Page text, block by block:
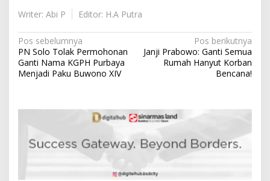
Writer: Abi P
Editor: H.A Putra
N
a
v
g
Pos sebelumnya
PN Solo Tolak Permohonan
Ganti Nama KGPH Purbaya
Menjadi Paku Buwono XIV
Pos berikutnya
Janji Prabowo: Ganti Semua
Rumah Hanyut Korban
Bencana!